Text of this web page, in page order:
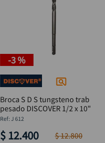
-3 %
Broca S D S tungsteno trab
pesado DISCOVER 1/2 x 10"
:J 612
$ 12.400 $12.800